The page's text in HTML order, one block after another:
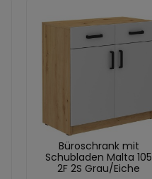
Büroschrank mit
Schubladen Malta 105
2F 2S Grau/Eiche